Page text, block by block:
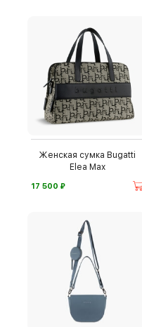
Женская сумка Bugatti
Elea Max
17 500 ⃏